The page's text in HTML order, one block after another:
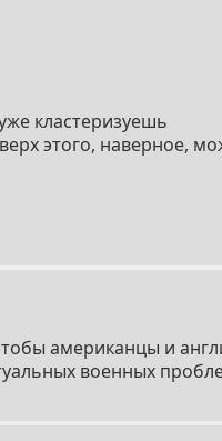
кластеризуешь
этого, наверное,
американцы и
военных